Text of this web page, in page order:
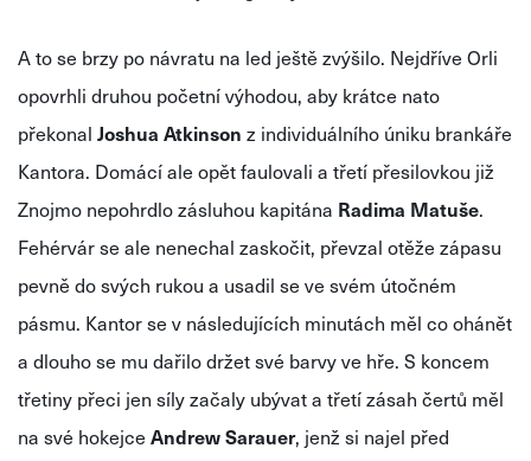
A to se brzy po návratu na led ještě zvýšilo. Nejdříve Orli
opovrhli druhou početní výhodou, aby krátce nato
překonal Joshua Atkinson z individuálního úniku brankáře
Kantora. Domácí ale opět faulovali a třetí přesilovkou již
Znojmo nepohrdlo zásluhou kapitána Radima Matuše.
Fehérvár se ale nenechal zaskočit, převzal otěže zápasu
pevně do svých rukou a usadil se ve svém útočném
pásmu. Kantor se v následujících minutách měl co ohánět
a dlouho se mu dařilo držet své barvy ve hře. S koncem
třetiny přeci jen síly začaly ubývat a třetí zásah čertů měl
na své hokejce Andrew Sarauer, jenž si najel před